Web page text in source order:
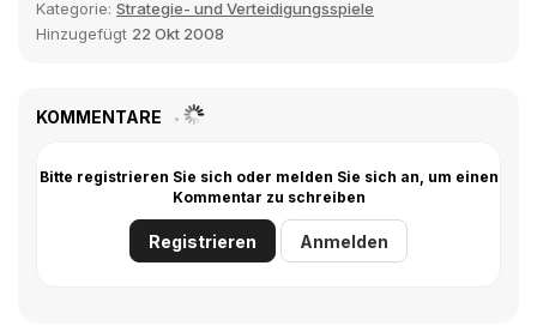
Kategorie: Strategie- und Verteidigungsspiele
Hinzugefügt 22 Okt 2008
KOMMENTARE
Bitte registrieren Sie sich oder melden Sie sich an, um einen
Kommentar zu schreiben
Registrieren Anmelden